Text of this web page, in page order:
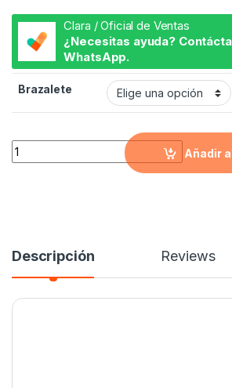
Clara / Oficial de Ventas
¿Necesitas ayuda?
WhatsApp.
Brazalete
Brazalete Pndora de Mickey quantity
Añadir
Descripción Reviews